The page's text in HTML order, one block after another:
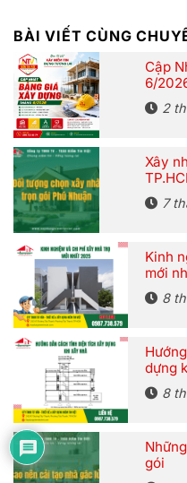
BÀI VIẾT CÙNG
Cập
6/
2
Xây
7
Kinh
mới
8
dựng
8
gói